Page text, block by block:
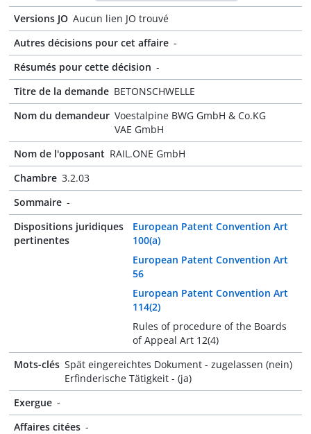
Versions JO Aucun lien JO trouvé
Autres décisions pour cet affaire -
Résumés pour cette décision -
Titre de la demande BETONSCHWELLE
Nom du demandeur Voestalpine BWG GmbH & Co.KG
VAE GmbH
Nom de l'opposant RAIL.ONE GmbH
Chambre 3.2.03
Sommaire -
Dispositions juridiques
pertinentes
European Patent Convention Art
100(a)
European Patent Convention Art
56
European Patent Convention Art
114(2)
Rules of procedure of the Boards
of Appeal Art 12(4)
Mots-clés Spät eingereichtes Dokument - zugelassen (nein)
Erfinderische Tätigkeit - (ja)
Exergue -
Affaires citées -